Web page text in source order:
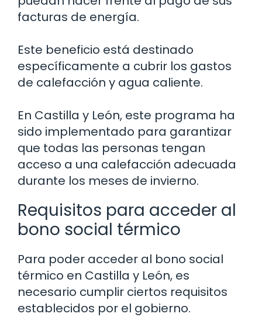
facturas de energía.
Este beneficio está destinado
específicamente a cubrir los gastos
de calefacción y agua caliente.
En Castilla y León, este programa ha
sido implementado para garantizar
que todas las personas tengan
acceso a una calefacción adecuada
durante los meses de invierno.
Requisitos para acceder al
bono social térmico
Para poder acceder al bono social
térmico en Castilla y León, es
necesario cumplir ciertos requisitos
establecidos por el gobierno.